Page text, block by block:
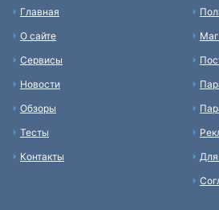
Главная
О сайте
Сервисы
Новости
Обзоры
Тесты
Контакты
Для